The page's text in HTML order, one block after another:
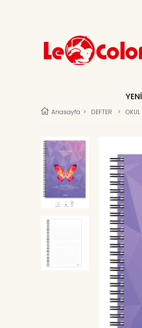
YENİ
Anasayfa > DEFTER > OKUL